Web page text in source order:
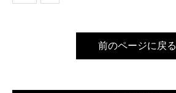
前のページに戻る